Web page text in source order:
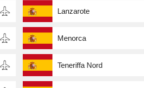
Lanzarote
Menorca
Teneriffa Nord